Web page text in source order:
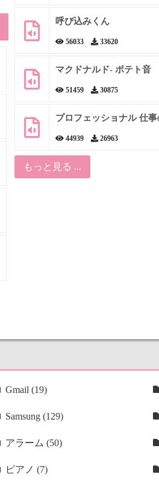
呼び込みくん
56033 33620
マクドナルド- ポテト音
51459 30875
プロフェッショナル 仕事
44939 26963
もっと見る ...
Gmail (19)
Samsung (129)
アラーム (50)
ピアノ (7)